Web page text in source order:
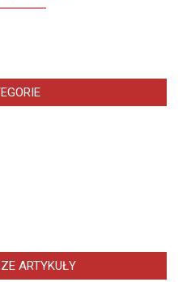
ARTYKUŁY